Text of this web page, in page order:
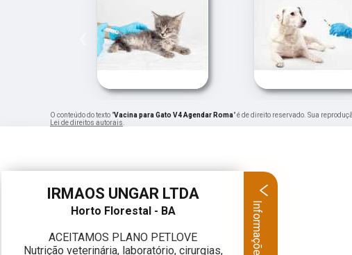
O conteúdo do texto "Vacina para Gato V4 Agendar Roma" é de direito reservado. Sua
Lei de direitos autorais.
IRMAOS UNGAR LTDA
Horto Florestal - BA
ACEITAMOS PLANO PETLOVE
Nutrição veterinária, laboratório, cirurgias,
Informações